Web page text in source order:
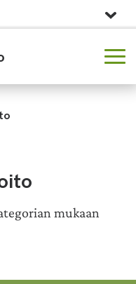
mukaan